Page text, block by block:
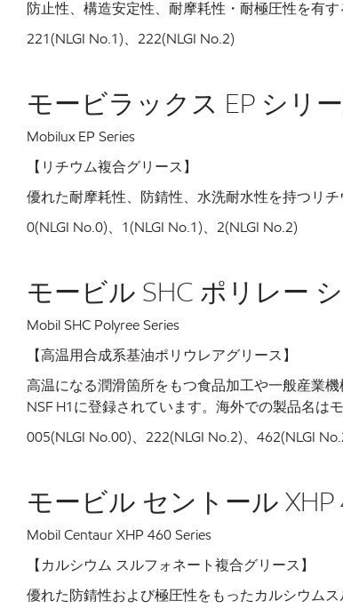
防止性、構造安定性、耐摩耗性・耐極圧性を有す
221(NLGI No.1)、222(NLGI No.2)
モービラックス EP シリ
Mobilux EP Series
【リチウム複合グリース】
優れた耐摩耗性、防錆性、水洗耐水性を持つリ
0(NLGI No.0)、1(NLGI No.1)、2(NLGI No.2)
モービル SHC ポリレー
Mobil SHC Polyree Series
【高温用合成系基油ポリウレアグリース】
高温になる潤滑箇所をもつ食品加工や一般産業
NSF H1に登録されています。海外での製品名は
005(NLGI No.00)、222(NLGI No.2)、462(NLGI
モービル セントール
Mobil Centaur XHP 460 Series
【カルシウム スルフォネート複合グリース】
優れた防錆性および極圧性をもったカルシウム